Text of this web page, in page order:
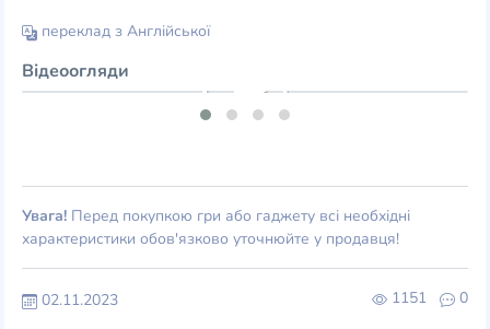
переклад з Англійської
Відеоогляди
Увага! Перед покупкою гри або гаджету всі необхідні
характеристики обов'язково уточнюйте у продавця!
1151 0
02.11.2023